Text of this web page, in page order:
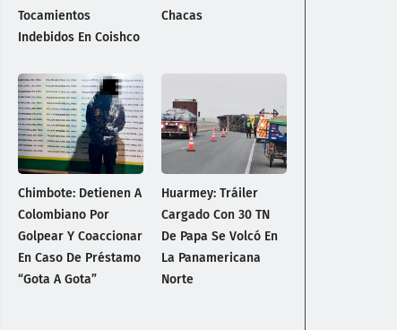
Tocamientos
Indebidos En Coishco
Chacas
Chimbote: Detienen A
Colombiano Por
Golpear Y Coaccionar
En Caso De Préstamo
“gota A Gota”
Huarmey: Tráiler
Cargado Con 30 TN
De Papa Se Volcó En
La Panamericana
Norte